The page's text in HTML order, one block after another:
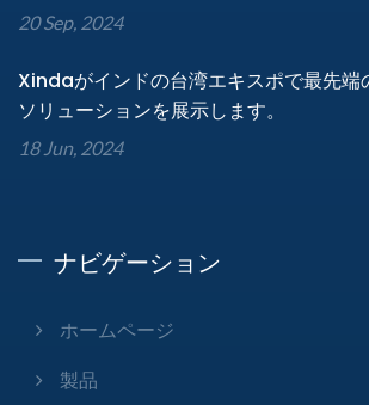
20 Sep, 2024
Xindaがインドの台湾エキスポで最先端
ソリューションを展示します。
18 Jun, 2024
ナビゲーション
ホームページ
製品